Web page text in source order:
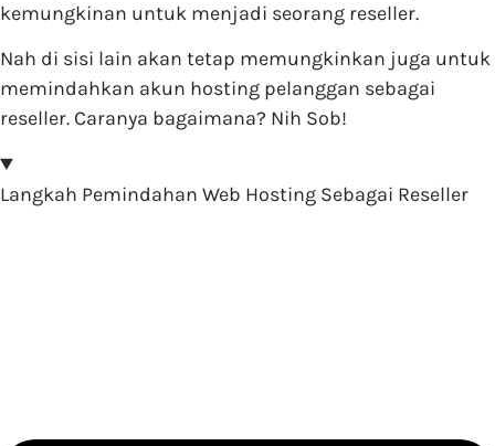
kemungkinan untuk menjadi seorang reseller.
Nah di sisi lain akan tetap memungkinkan juga untuk
memindahkan akun hosting pelanggan sebagai
reseller. Caranya bagaimana? Nih Sob!
Langkah Pemindahan Web Hosting Sebagai Reseller